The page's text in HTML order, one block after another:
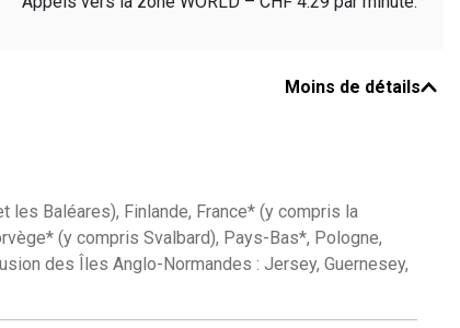
Moins de détails
les Baléares), Finlande, France* (y compris la
(y compris Svalbard), Pays-Bas*, Pologne,
des Îles Anglo-Normandes : Jersey, Guernesey,